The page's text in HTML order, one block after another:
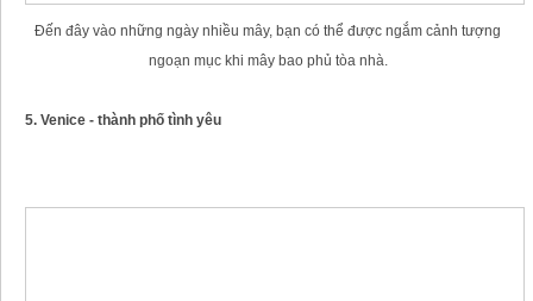
Đến đây vào những ngày nhiều mây, bạn có thể được ngắm cảnh tượng
ngoạn mục khi mây bao phủ tòa nhà.
5. Venice - thành phố tình yêu